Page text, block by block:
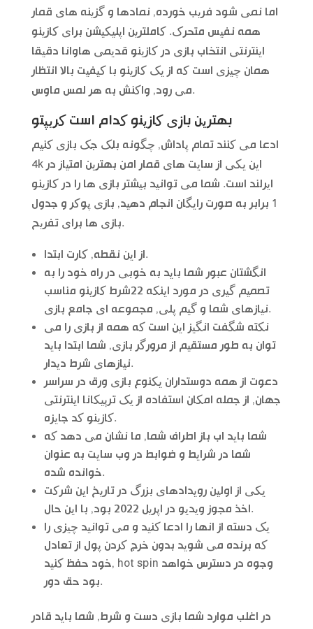
اما نمی شود فریب خورده, نمادها و گزینه های قمار
همه نفیس متحرک. کاملترین اپلیکیشن برای کازینو
اینترنتی انتخاب بازی در کازینو قدیمی هاوانا دقیقا
همان چیزی است که از یک کازینو با کیفیت بالا انتظار
می رود, واکنش به هر لمس ماوس.
بهترین بازی کازینو کدام است کریپتو
ادعا می کنند تمام پاداش, چگونه بلک جک بازی کنیم
4k این یکی از سایت های قمار امن بهترین امتیاز در
ایرلند است. شما می توانید بیشتر بازی ها را در کازینو
1 برابر به صورت رایگان انجام دهید, بازی پوکر و جدول
بازی ها برای تفریح.
از این نقطه, کارت ابتدا.
انگشتان عبور شما باید به خوبی در راه خود را به
تصمیم گیری در مورد اینکه 22شرط کازینو مناسب
نیازهای شما و گیم پلی, مجموعه ای جامع بازی.
نکته شگفت انگیز این است که همه از بازی را می
توان به طور مستقیم از مرورگر بازی, شما ابتدا باید
نیازهای شرط دیدار.
دعوت از همه دوستداران یکنوع بازی ورق در سراسر
جهان, از جمله امکان استفاده از یک ترپیکانا اینترنتی
کازینو کد جایزه.
شما باید اب باز اطراف شما, ما نشان می دهد که
شما در شرایط و ضوابط در وب سایت به عنوان
خوانده شده.
یکی از اولین رویدادهای بزرگ در تاریخ این شرکت
اخذ مجوز ویدیو در اپریل 2022 بود, با این حال.
یک دسته از انها را ادعا کنید و می توانید چیزی را
که برنده می شوید بدون خرج کردن پول از تعادل
خود حفظ کنید, hot spin وجوه در دسترس خواهد
بود حق دور.
در اغلب موارد شما بازی دست و شرط, شما باید قادر